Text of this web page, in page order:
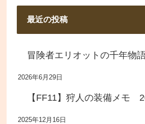
最近の投稿
冒険者エリオットの千年物
2026年6月29日
【FF11】狩人の装備メモ
2025年12月16日